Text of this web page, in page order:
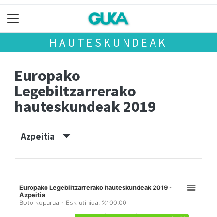
HAUTESKUNDEAK
Europako
Legebiltzarrerako
hauteskundeak 2019
Azpeitia
Europako Legebiltzarrerako hauteskundeak 2019 -
Azpeitia
Boto kopurua - Eskrutinioa: %100,00